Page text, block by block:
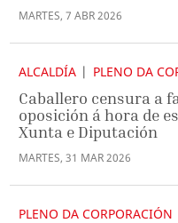
MARTES, 7 ABR2026
ALCALDÍA PLENO DA
Caballero censura a
oposición á hora de
Xunta e Diputación
MARTES, 31 MAR2026
PLENO DA CORPORACIÓN